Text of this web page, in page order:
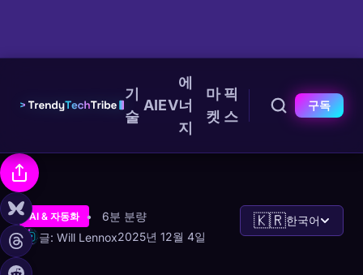
기
술
AIEV
에
너
지
마
켓
픽
스
구독
AI & 자동화
6분 분량
글: Will Lennox2025년 12월 4일
🇰🇷한국어